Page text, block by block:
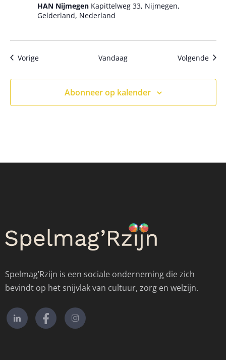
HAN Nijmegen Kapittelweg 33, Nijmegen,
Gelderland, Nederland
VorigeEvenementen Vandaag Volgende
Abonneer op kalender
Spelmag’Rzijn is een sociale onderneming die zich
bevindt op het snijvlak van cultuur, zorg en welzijn.